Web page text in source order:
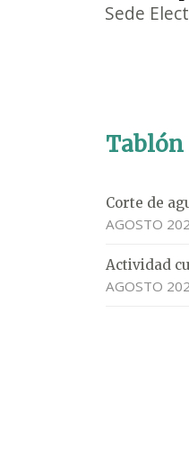
Sede
Tablón
Corte de
AGOSTO
Actividad
AGOSTO